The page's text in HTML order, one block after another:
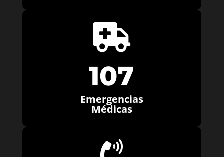

107
Emergencias
Médicas